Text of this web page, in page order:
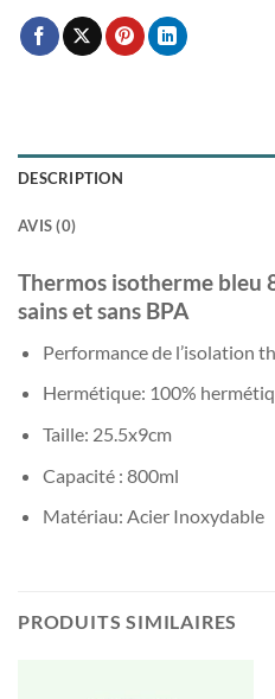
DESCRIPTION
AVIS (0)
Thermos isotherme bleu
sains et sans BPA
Performance de l’isolation
Hermétique: 100%
Taille: 25.5x9cm
Capacité : 800ml
Matériau: Acier Inoxydable
PRODUITS SIMILAIRES